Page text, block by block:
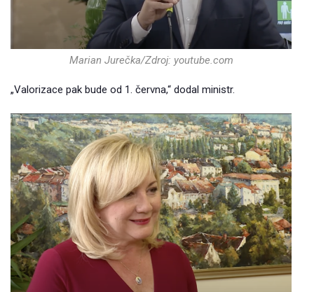
Marian Jurečka/Zdroj: youtube.com
„Valorizace pak bude od 1. června,“ dodal ministr.